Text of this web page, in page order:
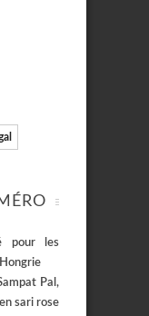
pour les
Pal,
sari rose